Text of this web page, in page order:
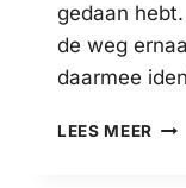
gedaan
de weg
daarmee
LEES MEER JE